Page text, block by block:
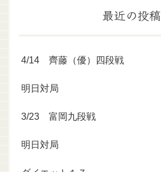
最近の投稿
4/14 齊藤（優）四段戦
明日対局
3/23 富岡九段戦
明日対局